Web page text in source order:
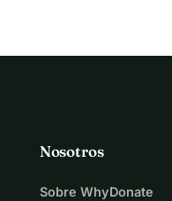
Nosotros
Sobre WhyDonate